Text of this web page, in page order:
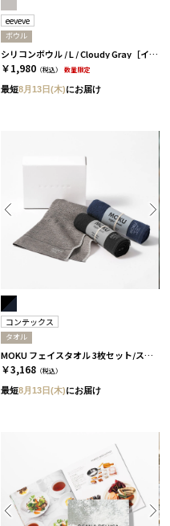
eeveve
ボウル
シリコンボウル / L / Cloudy Gray［イービーブ］
￥1,980 （税込） 数量限定
最短8月13日(木)にお届け
コンテックス
タオル
MOKU フェイスタオル 3枚セット/スタンダード［コンテックス］
￥3,168 （税込）
最短8月13日(木)にお届け